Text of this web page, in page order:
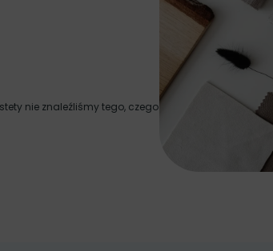
nie znaleźliśmy tego, czego szukasz.